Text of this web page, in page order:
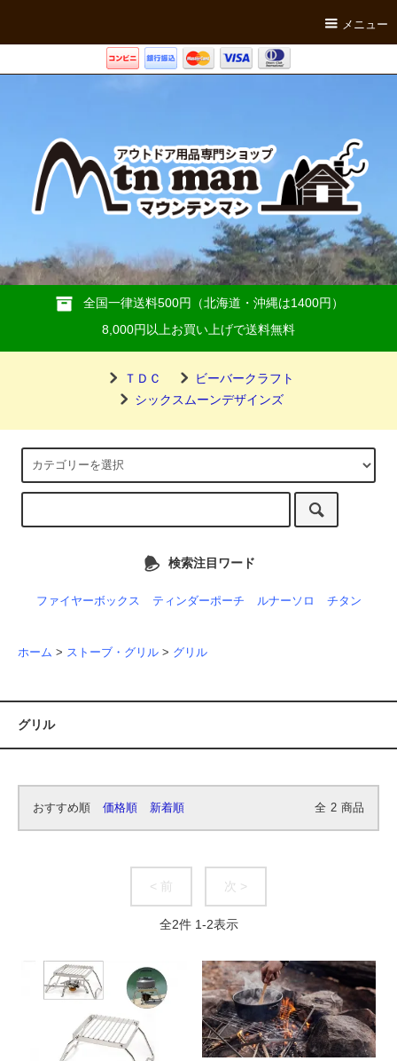
メニュー
全国一律送料500円（北海道・沖縄は1400円）
8,000円以上お買い上げで送料無料
ＴＤＣ
ビーバークラフト
シックスムーンデザインズ
検索注目ワード
ファイヤーボックス ティンダーポーチ ルナーソロ チタン
ホーム > ストーブ・グリル > グリル
グリル
おすすめ順 価格順 新着順 全 2 商品
< 前 次 >
全2件 1-2表示